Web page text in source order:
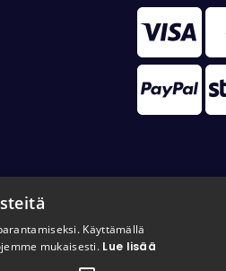
Käyttämällä
mukaisesti. Lue lisää